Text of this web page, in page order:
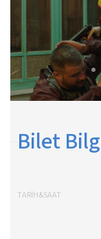
Bilet
TARİH&SAAT